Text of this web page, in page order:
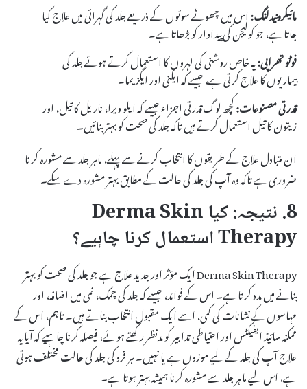
مائیکرونیدلنگ:اس میں چھوٹے سوئوں کے ذریعے جلد کی گہرائی میں علاج کیا
جاتا ہے، جو کولیجن کی پیداوار کو بڑھاتا ہے۔
فوٹو تھراپی:یہ خاص روشنی کی لہروں کا استعمال کرتے ہوئے جلد کی
بیماریوں کا علاج کرتی ہے، جیسے کہ ایکنی اور ایگزیما۔
قدرتی مصنوعات:کچھ لوگ قدرتی اجزاء جیسے کہ ایلو ویرا، ناریل کا تیل، اور
زیتون کا تیل استعمال کرتے ہیں تاکہ جلد کی صحت کو بہتر بنائیں۔
ان متبادل علاج کے طریقوں کا انتخاب کرنے سے پہلے، ماہر جلد سے مشورہ کرنا
ضروری ہے تاکہ وہ آپ کی جلد کی حالت کے مطابق بہتر مشورہ دے سکے۔
8. نتیجہ: کیا Derma Skin
Therapy استعمال کرنا چاہیے؟
Derma Skin Therapy ایک مؤثر اور جدید علاج ہے جو جلد کی صحت کو بہتر
بنانے میں مدد کرتا ہے۔ اس کے فوائد، جیسے کہ جلد کی چمک، نمی میں اضافہ، اور
مہاسوں کے نشانات کی کمی، اسے ایک مقبول انتخاب بناتے ہیں۔ تاہم، اس کے
ممکنہ سائیڈ ایفیکٹس اور احتیاطی تدابیر کو مدنظر رکھتے ہوئے، فیصلہ کرنا چاہیے کہ آیا یہ
علاج آپ کی جلد کے لیے موزوں ہے یا نہیں۔ ہر فرد کی جلد کی حالت مختلف ہوتی
ہے، اس لیے ماہر جلد سے مشورہ کرنا ہمیشہ بہتر ہوتا ہے۔